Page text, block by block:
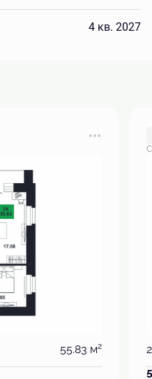
4 кв. 2027
55.83 м2